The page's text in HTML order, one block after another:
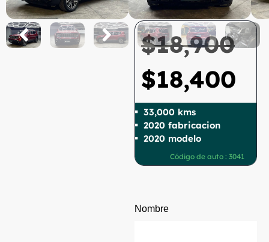
Automatica
$18,900
$18,400
33,000 kms
2020 fabricacion
2020 modelo
Código de auto : 3041